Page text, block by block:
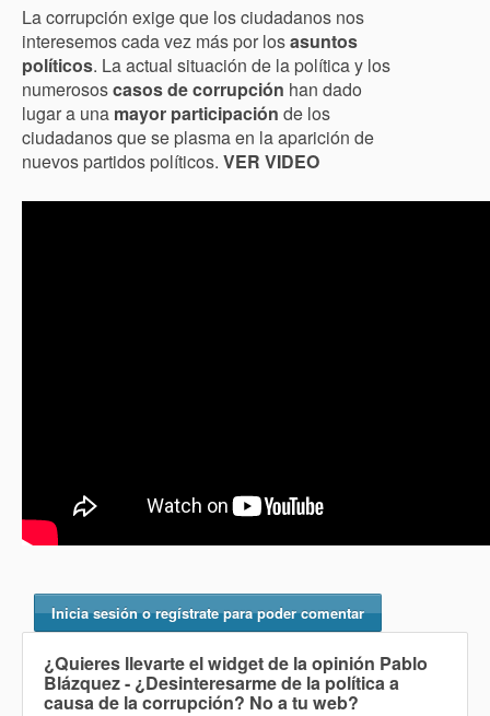
La corrupción exige que los ciudadanos nos
interesemos cada vez más por losasuntos
políticos. La actual situación de la política y los
numerososcasos de corrupción han dado
lugar a una mayor participación de los
ciudadanos que se plasma en la aparición de
nuevos partidos políticos. VER VIDEO
Inicia sesión o regístrate para poder comentar
¿Quieres llevarte el widget de la opinión Pablo
Blázquez - ¿Desinteresarme de la política a
causa de la corrupción? No a tu web?